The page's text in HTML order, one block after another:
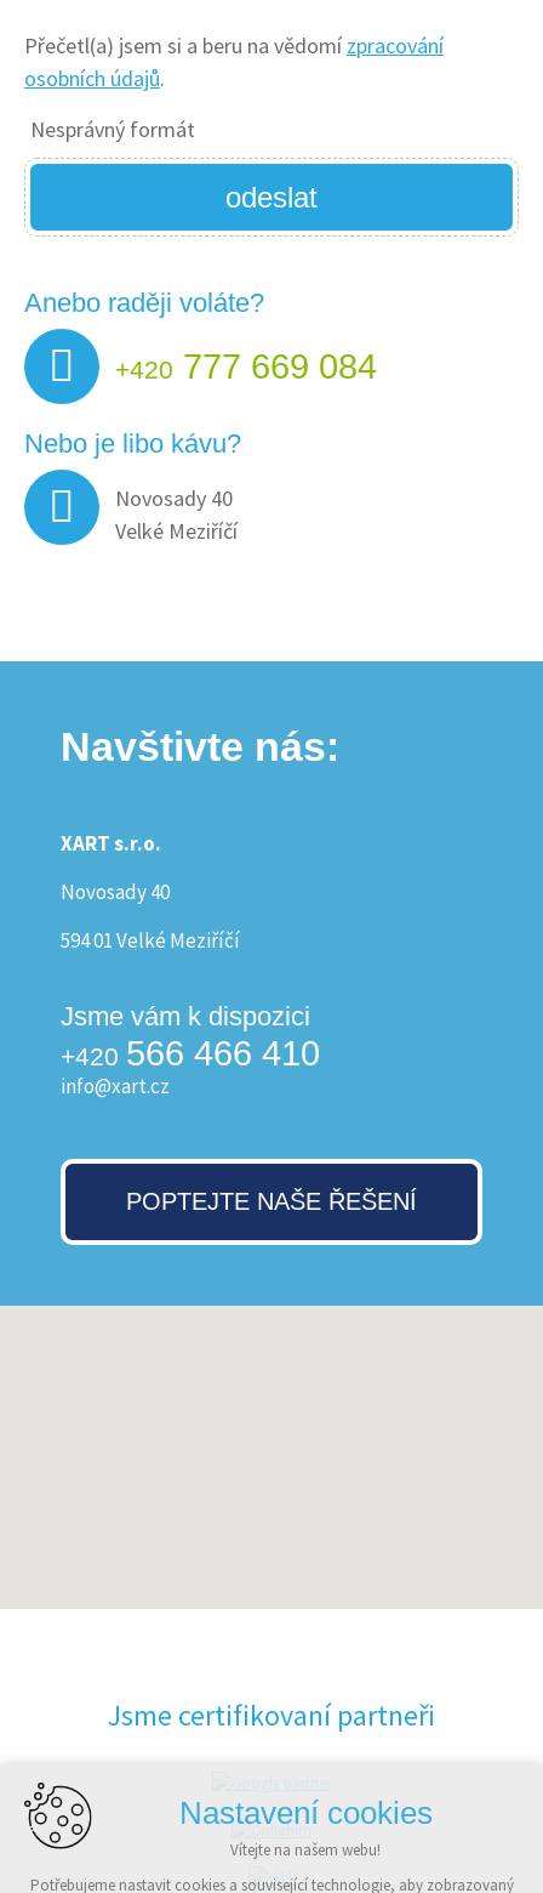
Přečetl(a) jsem si a beru na vědomí zpracování
osobních údajů.
Nesprávný formát
odeslat
Anebo raději voláte?
+420 777 669 084
Nebo je libo kávu?
Novosady 40
Velké Meziříčí
Navštivte nás:
XART s.r.o.
Novosady 40
594 01 Velké Meziříčí
Jsme vám k dispozici
+420 566 466 410
info@xart.cz
POPTEJTE NAŠE ŘEŠENÍ
Jsme certifikovaní partneři
Nastavení cookies
Vítejte na našem webu!
Potřebujeme nastavit cookies a související technologie, aby zobrazovaný